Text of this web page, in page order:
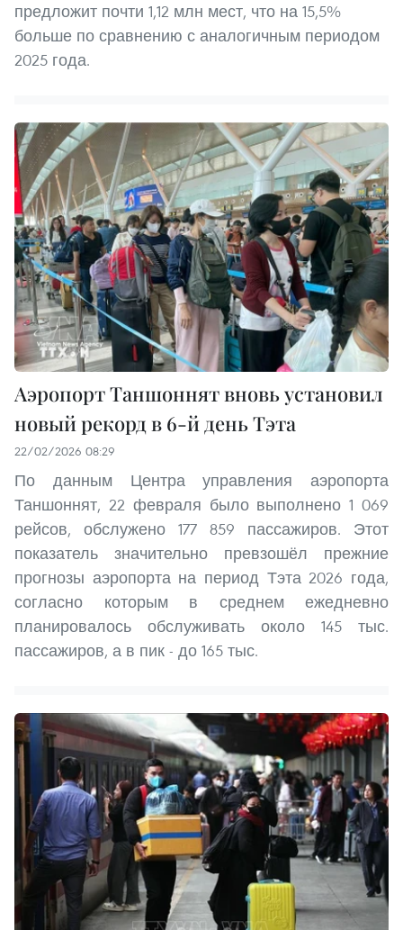
предложит почти 1,12 млн мест, что на 15,5%
больше по сравнению с аналогичным периодом
2025 года.
Аэропорт Таншоннят вновь установил
новый рекорд в 6-й день Тэта
22/02/2026 08:29
По данным Центра управления аэропорта
Таншоннят, 22 февраля было выполнено 1 069
рейсов, обслужено 177 859 пассажиров. Этот
показатель значительно превзошёл прежние
прогнозы аэропорта на период Тэта 2026 года,
согласно которым в среднем ежедневно
планировалось обслуживать около 145 тыс.
пассажиров, а в пик - до 165 тыс.